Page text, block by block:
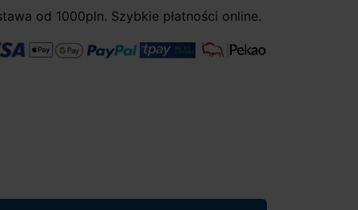
od 1000pln. Szybkie płatności online.